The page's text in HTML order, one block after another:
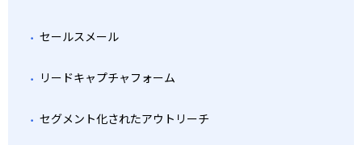
セールスメール
リードキャプチャフォーム
セグメント化されたアウトリーチ